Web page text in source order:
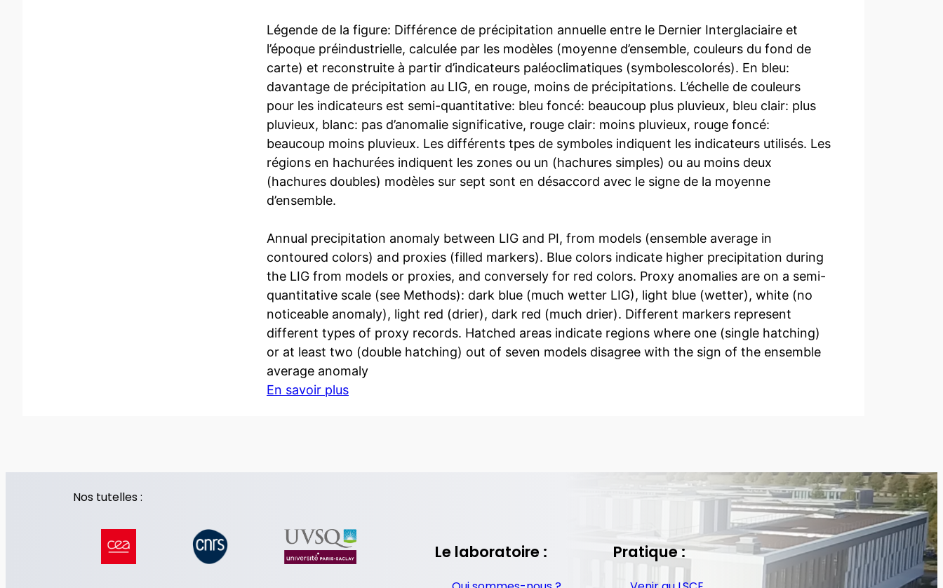
Légende de la figure: Différence de précipitation annuelle entre le Dernier Interglaciaire et
l’époque préindustrielle, calculée par les modèles (moyenne d’ensemble, couleurs du fond de
carte) et reconstruite à partir d’indicateurs paléoclimatiques (symbolescolorés). En bleu:
davantage de précipitation au LIG, en rouge, moins de précipitations. L’échelle de couleurs
pour les indicateurs est semi-quantitative: bleu foncé: beaucoup plus pluvieux, bleu clair: plus
pluvieux, blanc: pas d’anomalie significative, rouge clair: moins pluvieux, rouge foncé:
beaucoup moins pluvieux. Les différents tpes de symboles indiquent les indicateurs utilisés. Les
régions en hachurées indiquent les zones ou un (hachures simples) ou au moins deux
(hachures doubles) modèles sur sept sont en désaccord avec le signe de la moyenne
d’ensemble.
Annual precipitation anomaly between LIG and PI, from models (ensemble average in
contoured colors) and proxies (filled markers). Blue colors indicate higher precipitation during
the LIG from models or proxies, and conversely for red colors. Proxy anomalies are on a semi-
quantitative scale (see Methods): dark blue (much wetter LIG), light blue (wetter), white (no
noticeable anomaly), light red (drier), dark red (much drier). Different markers represent
different types of proxy records. Hatched areas indicate regions where one (single hatching)
or at least two (double hatching) out of seven models disagree with the sign of the ensemble
average anomaly
En savoir plus
Nos tutelles :
Le laboratoire : Pratique :